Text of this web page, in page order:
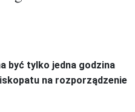
być tylko jedna godzina
na rozporządzenie